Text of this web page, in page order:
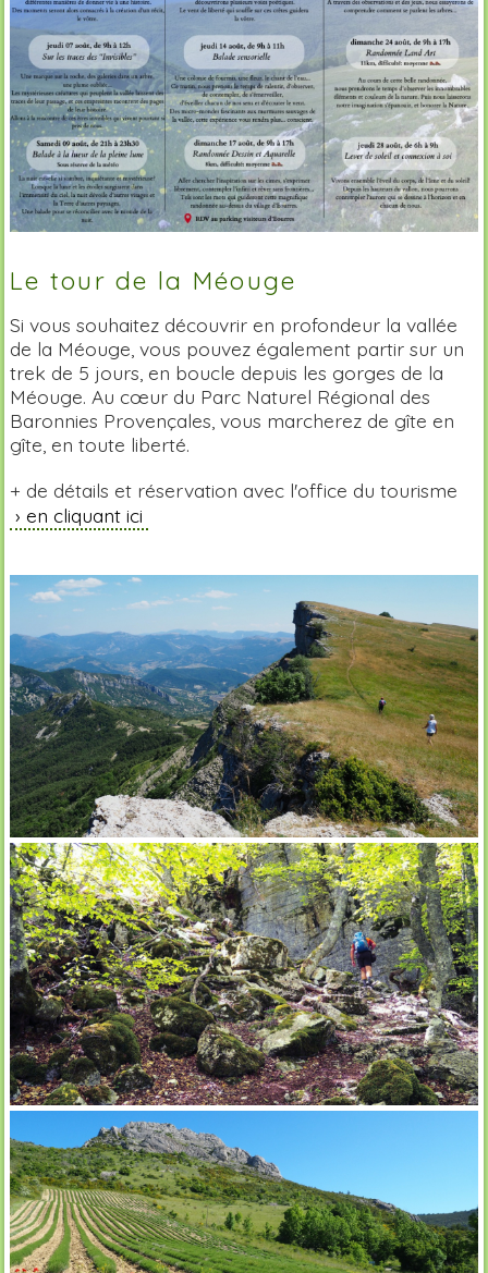
Le tour de la Méouge
Si vous souhaitez découvrir en profondeur la vallée
de la Méouge, vous pouvez également partir sur un
trek de 5 jours, en boucle depuis les gorges de la
Méouge. Au cœur du Parc Naturel Régional des
Baronnies Provençales, vous marcherez de gîte en
gîte, en toute liberté.
+ de détails et réservation avec l'office du tourisme
en cliquant ici